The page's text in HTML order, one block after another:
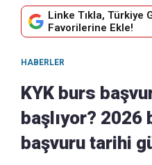
Linke Tıkla, Türkiye
Favorilerine Ekle!
HABERLER
KYK burs
başlıyor? 2026
başvuru tarihi